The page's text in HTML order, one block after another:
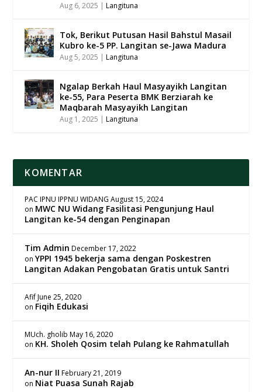
Aug 6, 2025 |Langituna
Tok, Berikut Putusan Hasil Bahstul Masail
Kubro ke-5 PP. Langitan se-Jawa Madura
Aug 5, 2025 |Langituna
Ngalap Berkah Haul Masyayikh Langitan
ke-55, Para Peserta BMK Berziarah ke
Maqbarah Masyayikh Langitan
Aug 1, 2025 |Langituna
KOMENTAR
PAC IPNU IPPNU WIDANG August 15, 2024
on MWC NU Widang Fasilitasi Pengunjung Haul
Langitan ke-54 dengan Penginapan
Tim Admin December 17, 2022
onYPPI 1945 bekerja sama dengan Poskestren
Langitan Adakan Pengobatan Gratis untuk Santri
Afif June 25, 2020
on Fiqih Edukasi
MUch. gholib May 16, 2020
on KH. Sholeh Qosim telah Pulang ke Rahmatullah
An-nur II February 21, 2019
on Niat Puasa Sunah Rajab